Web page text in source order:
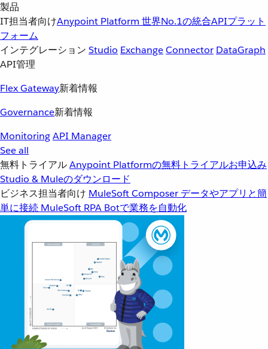
製品
IT担当者向けAnypoint Platform 世界No.1の統合APIプラット
フォーム
インテグレーション Studio ExchangeConnector DataGraph
API管理
Flex Gateway新着情報
Governance新着情報
MonitoringAPI Manager
See all
無料トライアルAnypoint Platformの無料トライアルお申込み
Studio & Muleのダウンロード
ビジネス担当者向け MuleSoft Composer データやアプリと簡
単に接続 MuleSoft RPA Botで業務を自動化